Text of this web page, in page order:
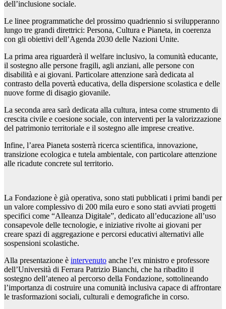
dell’inclusione sociale.
Le linee programmatiche del prossimo quadriennio si svilupperanno
lungo tre grandi direttrici: Persona, Cultura e Pianeta, in coerenza
con gli obiettivi dell’Agenda 2030 delle Nazioni Unite.
La prima area riguarderà il welfare inclusivo, la comunità educante,
il sostegno alle persone fragili, agli anziani, alle persone con
disabilità e ai giovani. Particolare attenzione sarà dedicata al
contrasto della povertà educativa, della dispersione scolastica e delle
nuove forme di disagio giovanile.
La seconda area sarà dedicata alla cultura, intesa come strumento di
crescita civile e coesione sociale, con interventi per la valorizzazione
del patrimonio territoriale e il sostegno alle imprese creative.
Infine, l’area Pianeta sosterrà ricerca scientifica, innovazione,
transizione ecologica e tutela ambientale, con particolare attenzione
alle ricadute concrete sul territorio.
La Fondazione è già operativa, sono stati pubblicati i primi bandi per
un valore complessivo di 200 mila euro e sono stati avviati progetti
specifici come “Alleanza Digitale”, dedicato all’educazione all’uso
consapevole delle tecnologie, e iniziative rivolte ai giovani per
creare spazi di aggregazione e percorsi educativi alternativi alle
sospensioni scolastiche.
Alla presentazione è intervenuto anche l’ex ministro e professore
dell’Università di Ferrara Patrizio Bianchi, che ha ribadito il
sostegno dell’ateneo al percorso della Fondazione, sottolineando
l’importanza di costruire una comunità inclusiva capace di affrontare
le trasformazioni sociali, culturali e demografiche in corso.